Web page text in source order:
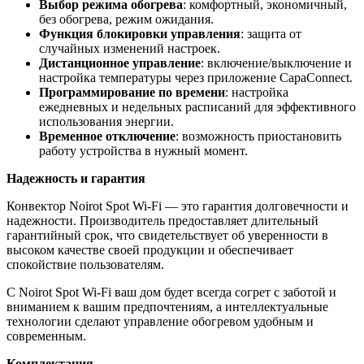
Выбор режима обогрева: комфортный, экономичный,
без обогрева, режим ожидания.
Функция блокировки управления: защита от
случайных изменений настроек.
Дистанционное управление: включение/выключение и
настройка температуры через приложение CapaConnect.
Программирование по времени: настройка
ежедневных и недельных расписаний для эффективного
использования энергии.
Временное отключение: возможность приостановить
работу устройства в нужный момент.
Надежность и гарантия
Конвектор Noirot Spot Wi-Fi — это гарантия долговечности и
надежности. Производитель предоставляет длительный
гарантийный срок, что свидетельствует об уверенности в
высоком качестве своей продукции и обеспечивает
спокойствие пользователям.
С Noirot Spot Wi-Fi ваш дом будет всегда согрет с заботой и
вниманием к вашим предпочтениям, а интеллектуальные
технологии сделают управление обогревом удобным и
современным.